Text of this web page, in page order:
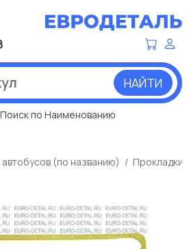
НАЙТИ
Поиск по Наименованию
автобусов (по названию) Прокладки